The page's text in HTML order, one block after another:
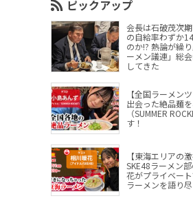
ピックアップ
会長は石破茂次
の自給率わずか
のか!? 熱論が繰
ーメン議連」総
してきた
【全国ラーメン
出会った絶品麺
（SUMMER
す！
【東海エリアの
SKE48ラーメン
花がプライベー
ラーメンを語り